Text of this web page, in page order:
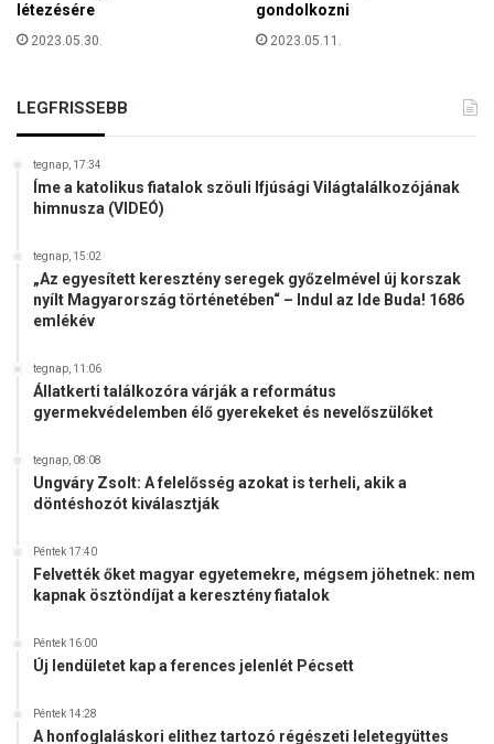
létezésére
2023.05.30.
gondolkozni
2023.05.11.
LEGFRISSEBB
tegnap, 17:34
Íme a katolikus fiatalok szöuli Ifjúsági Világtalálkozójának
himnusza (VIDEÓ)
tegnap, 15:02
„Az egyesített keresztény seregek győzelmével új korszak
nyílt Magyarország történetében“ – Indul az Ide Buda! 1686
emlékév
tegnap, 11:06
Állatkerti találkozóra várják a református
gyermekvédelemben élő gyerekeket és nevelőszülőket
tegnap, 08:08
Ungváry Zsolt: A felelősség azokat is terheli, akik a
döntéshozót kiválasztják
Péntek 17:40
Felvették őket magyar egyetemekre, mégsem jöhetnek: nem
kapnak ösztöndíjat a keresztény fiatalok
Péntek 16:00
Új lendületet kap a ferences jelenlét Pécsett
Péntek 14:28
A honfoglaláskori elithez tartozó régészeti leletegyüttes